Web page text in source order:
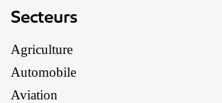
Secteurs
Agriculture
Automobile
Aviation